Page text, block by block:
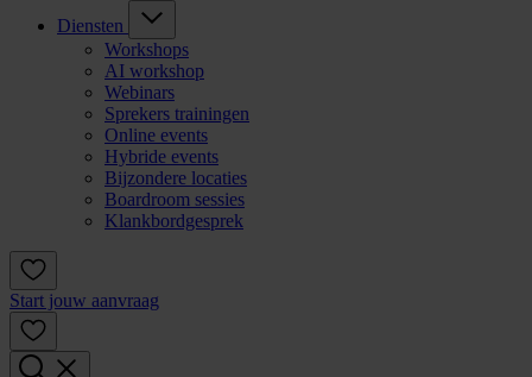
Diensten
Workshops
AI workshop
Webinars
Sprekers trainingen
Online events
Hybride events
Bijzondere locaties
Boardroom sessies
Klankbordgesprek
Start jouw aanvraag